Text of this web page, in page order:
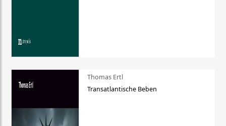
Thomas Ertl
Transatlantische Beben